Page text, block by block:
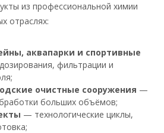
5 кг
25кг
таблетированная
25
из профессиональной химии
отраслях:
аквапарки и спортивные
фильтрации и
очистные сооружения —
больших объёмов;
— технологические циклы,